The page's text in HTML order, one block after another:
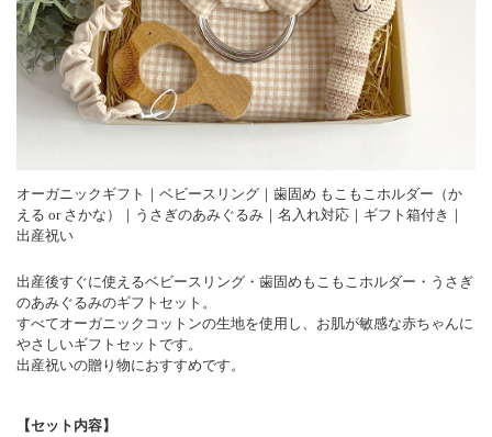
オーガニックギフト｜ベビースリング｜歯固め もこもこホルダー（か
える or さかな）｜うさぎのあみぐるみ｜名入れ対応｜ギフト箱付き｜
出産祝い
出産後すぐに使えるベビースリング・歯固めもこもこホルダー・うさぎ
のあみぐるみのギフトセット。
すべてオーガニックコットンの生地を使用し、お肌が敏感な赤ちゃんに
やさしいギフトセットです。
出産祝いの贈り物におすすめです。
【セット内容】